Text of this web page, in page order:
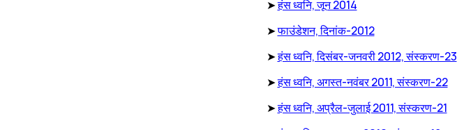
➤हंस ध्वनि, जून 2014
➤फाउंडेशन, दिनांक-2012
➤हंस ध्वनि, दिसंबर-जनवरी 2012, संस्करण-23
➤हंस ध्वनि, अगस्त-नवंबर 2011, संस्करण-22
➤हंस ध्वनि, अप्रैल-जुलाई 2011, संस्करण-21